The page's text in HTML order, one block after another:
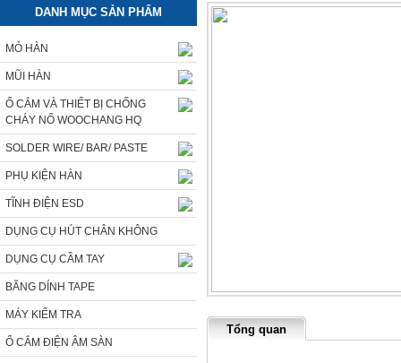
DANH MỤC SẢN PHẨM
MỎ HÀN
MŨI HÀN
Ổ CẮM VÀ THIẾT BỊ CHỐNG
CHÁY NỔ WOOCHANG HQ
SOLDER WIRE/ BAR/ PASTE
PHỤ KIỆN HÀN
TĨNH ĐIỆN ESD
DỤNG CỤ HÚT CHÂN KHÔNG
DỤNG CỤ CẦM TAY
BĂNG DÍNH TAPE
MÁY KIỂM TRA
Ổ CẮM ĐIỆN ÂM SÀN
Tổng quan